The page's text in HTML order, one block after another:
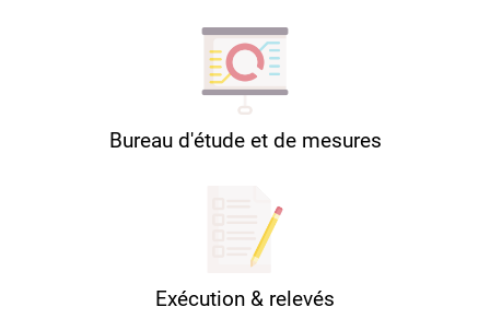
Bureau d'étude et de mesures
Exécution & relevés